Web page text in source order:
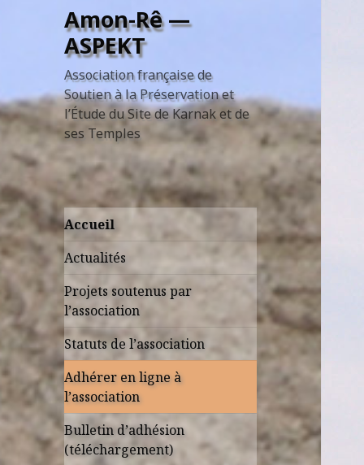
Amon-Rê —
ASPEKT
Association française de
Soutien à la Préservation et
l’Étude du Site de Karnak et de
ses Temples
Accueil
Actualités
Projets soutenus par
l’association
Statuts de l’association
Adhérer en ligne à
l’association
Bulletin d’adhésion
(téléchargement)